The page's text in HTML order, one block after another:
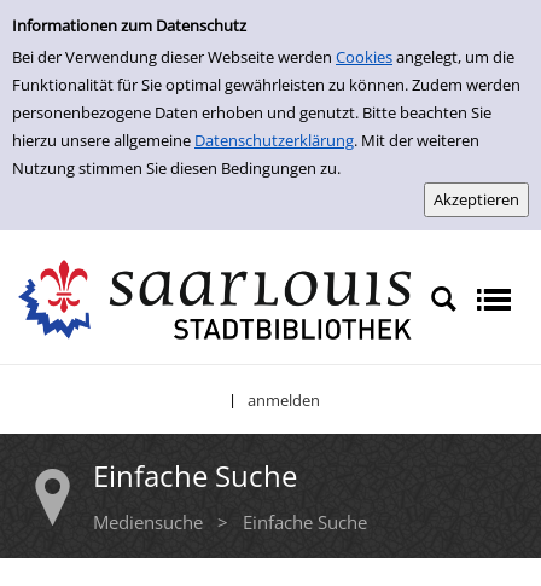
Einfache Suche
Informationen zum Datenschutz
Bei der Verwendung dieser Webseite werden Cookiesangelegt, um die
Funktionalität für Sie optimal gewährleisten zu können. Zudem werden
personenbezogene Daten erhoben und genutzt. Bitte beachten Sie
hierzu unsere allgemeine Datenschutzerklärung. Mit der weiteren
Nutzung stimmen Sie diesen Bedingungen zu.
Zur Detailanzeige springen
| anmelden
Einfache Suche
Mediensuche > Einfache Suche